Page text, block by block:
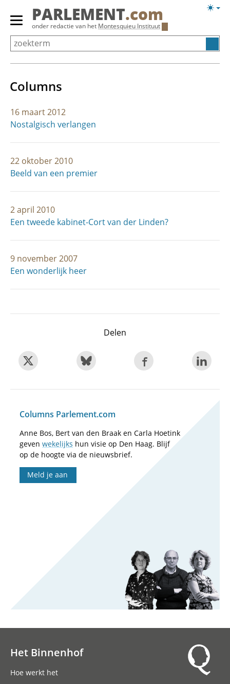
Overslaan
Primair
menu
tonen/verbergen
PARLEMENT.com
onder redactie van het Montesquieu Instituut
Columns
16 maart 2012
Nostalgisch verlangen
22 oktober 2010
Beeld van een premier
2 april 2010
Een tweede kabinet-Cort van der Linden?
9 november 2007
Een wonderlijk heer
Delen
Columns Parlement.com
Anne Bos, Bert van den Braak en Carla Hoetink
geven wekelijks hun visie op Den Haag. Blijf
op de hoogte via de nieuwsbrief.
Meld je aan
Het Binnenhof
Hoe werkt het